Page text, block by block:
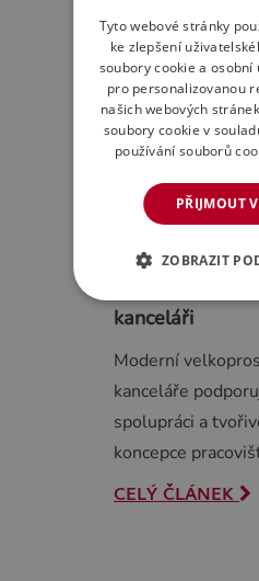
kanceláři
Moderní
kanceláře
spolupráci a
koncepce
CELÝ ČLÁNEK
Tyto webové stránky
ke zlepšení
soubory cookie a
pro personalizovanou
našich webových
soubory cookie v
používání souborů
PŘIJMOUT
ZOBRAZIT